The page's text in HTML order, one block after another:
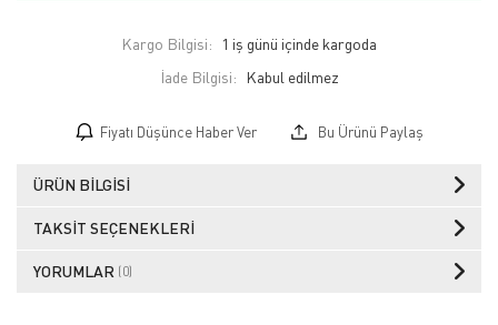
Kargo Bilgisi:
1 iş günü içinde kargoda
İade Bilgisi:
Fiyatı Düşünce Haber Ver Bu Ürünü Paylaş
ÜRÜN BILGISI
TAKSIT SEÇENEKLERI
YORUMLAR (0)